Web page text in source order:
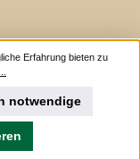
Erfahrung bieten zu
notwendige